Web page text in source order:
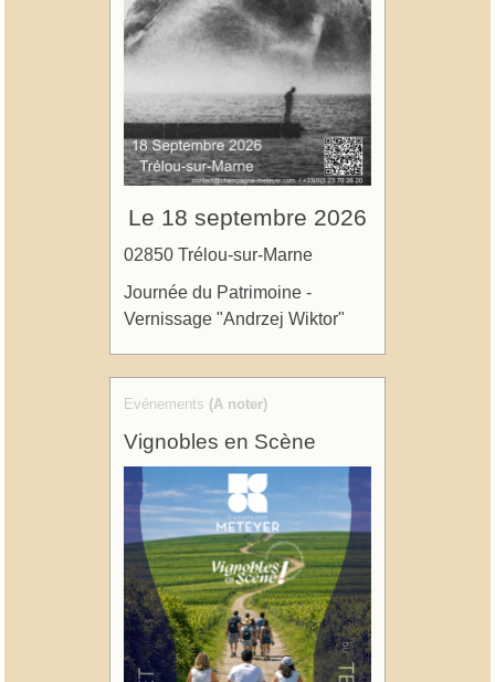
Le 18 septembre 2026
02850 Trélou-sur-Marne
Journée du Patrimoine -
Vernissage "Andrzej Wiktor"
Evénements (A noter)
Vignobles en Scène